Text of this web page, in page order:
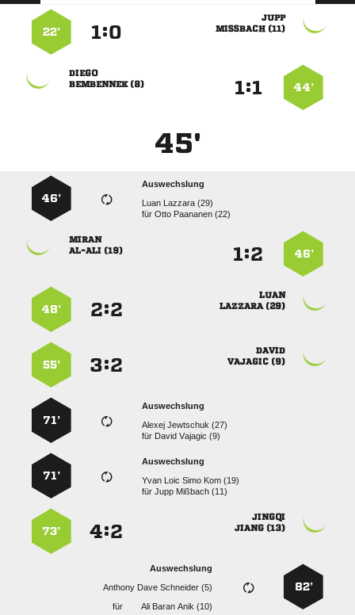

 
:
22’
44’
:

 
45'
Auswechslung
  
für  
46’
46’
:

 

 
:
48’

 
:
55’
Auswechslung
  
für   
71’
Auswechslung
    
für  
71’

 
:
73’
82’
Auswechslung
   
für
   